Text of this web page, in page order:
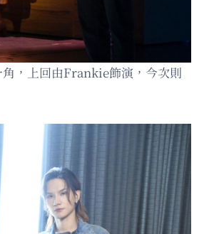
，上回由Frankie飾演，今次則